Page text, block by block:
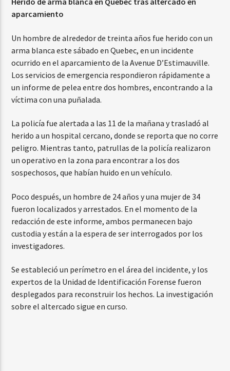
aparcamiento
Un hombre de alrededor de treinta años fue herido con un
arma blanca este sábado en Quebec, en un incidente
ocurrido en el aparcamiento de la Avenue D’Estimauville.
Los servicios de emergencia respondieron rápidamente a
un informe de pelea entre dos hombres, encontrando a la
víctima con una puñalada.
La policía fue alertada a las 11 de la mañana y trasladó al
herido a un hospital cercano, donde se reporta que no corre
peligro. Mientras tanto, patrullas de la policía realizaron
un operativo en la zona para encontrar a los dos
sospechosos, que habían huido en un vehículo.
Poco después, un hombre de 24 años y una mujer de 34
fueron localizados y arrestados. En el momento de la
redacción de este informe, ambos permanecen bajo
custodia y están a la espera de ser interrogados por los
investigadores.
Se estableció un perímetro en el área del incidente, y los
expertos de la Unidad de Identificación Forense fueron
desplegados para reconstruir los hechos. La investigación
sobre el altercado sigue en curso.